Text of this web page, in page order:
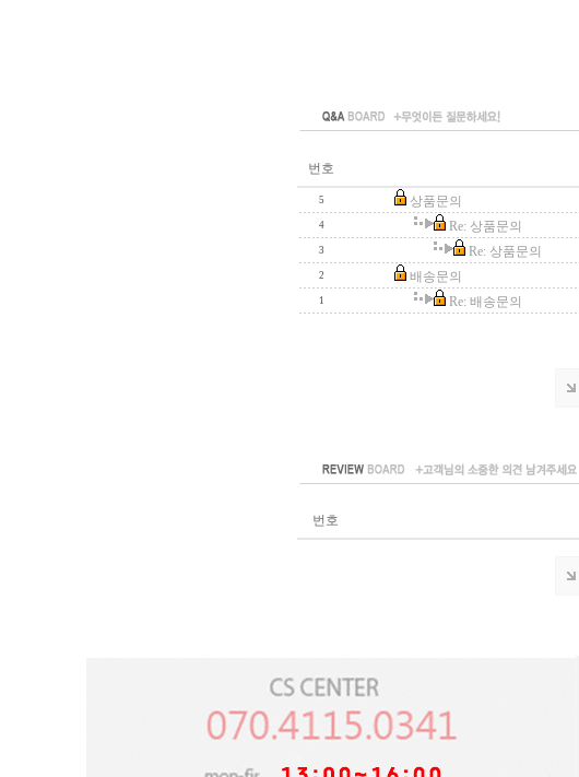
번호
5 상품문의
4 Re: 상품문의
3 Re: 상품문의
2 배송문의
1 Re: 배송문의
번호